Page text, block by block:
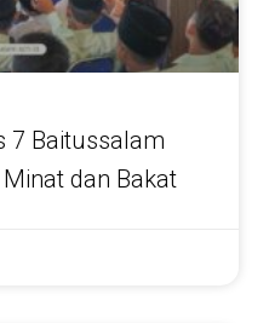
7 Baitussalam
dan Bakat